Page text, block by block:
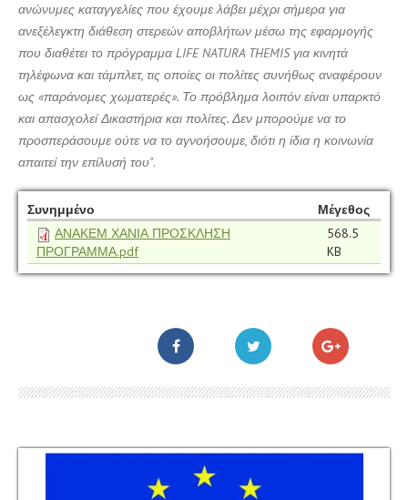
ανώνυμες καταγγελίες που έχουμε λάβει μέχρι σήμερα για
ανεξέλεγκτη διάθεση στερεών αποβλήτων μέσω της εφαρμογής
που διαθέτει το πρόγραμμα LIFE NATURA THEMIS για κινητά
τηλέφωνα και τάμπλετ, τις οποίες οι πολίτες συνήθως αναφέρουν
ως «παράνομες χωματερές». Το πρόβλημα λοιπόν είναι υπαρκτό
και απασχολεί Δικαστήρια και πολίτες. Δεν μπορούμε να το
προσπεράσουμε ούτε να το αγνοήσουμε, διότι η ίδια η κοινωνία
απαιτεί την επίλυσή του".
Συνημμένο
Μέγεθος
ΑΝΑΚΕΜ ΧΑΝΙΑ ΠΡΟΣΚΛΗΣΗ
ΠΡΟΓΡΑΜΜΑ.pdf
568.5
KB